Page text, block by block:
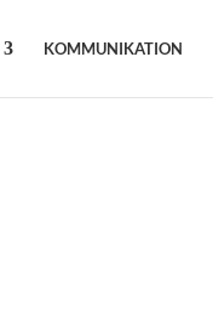
KOMMUNIKATION